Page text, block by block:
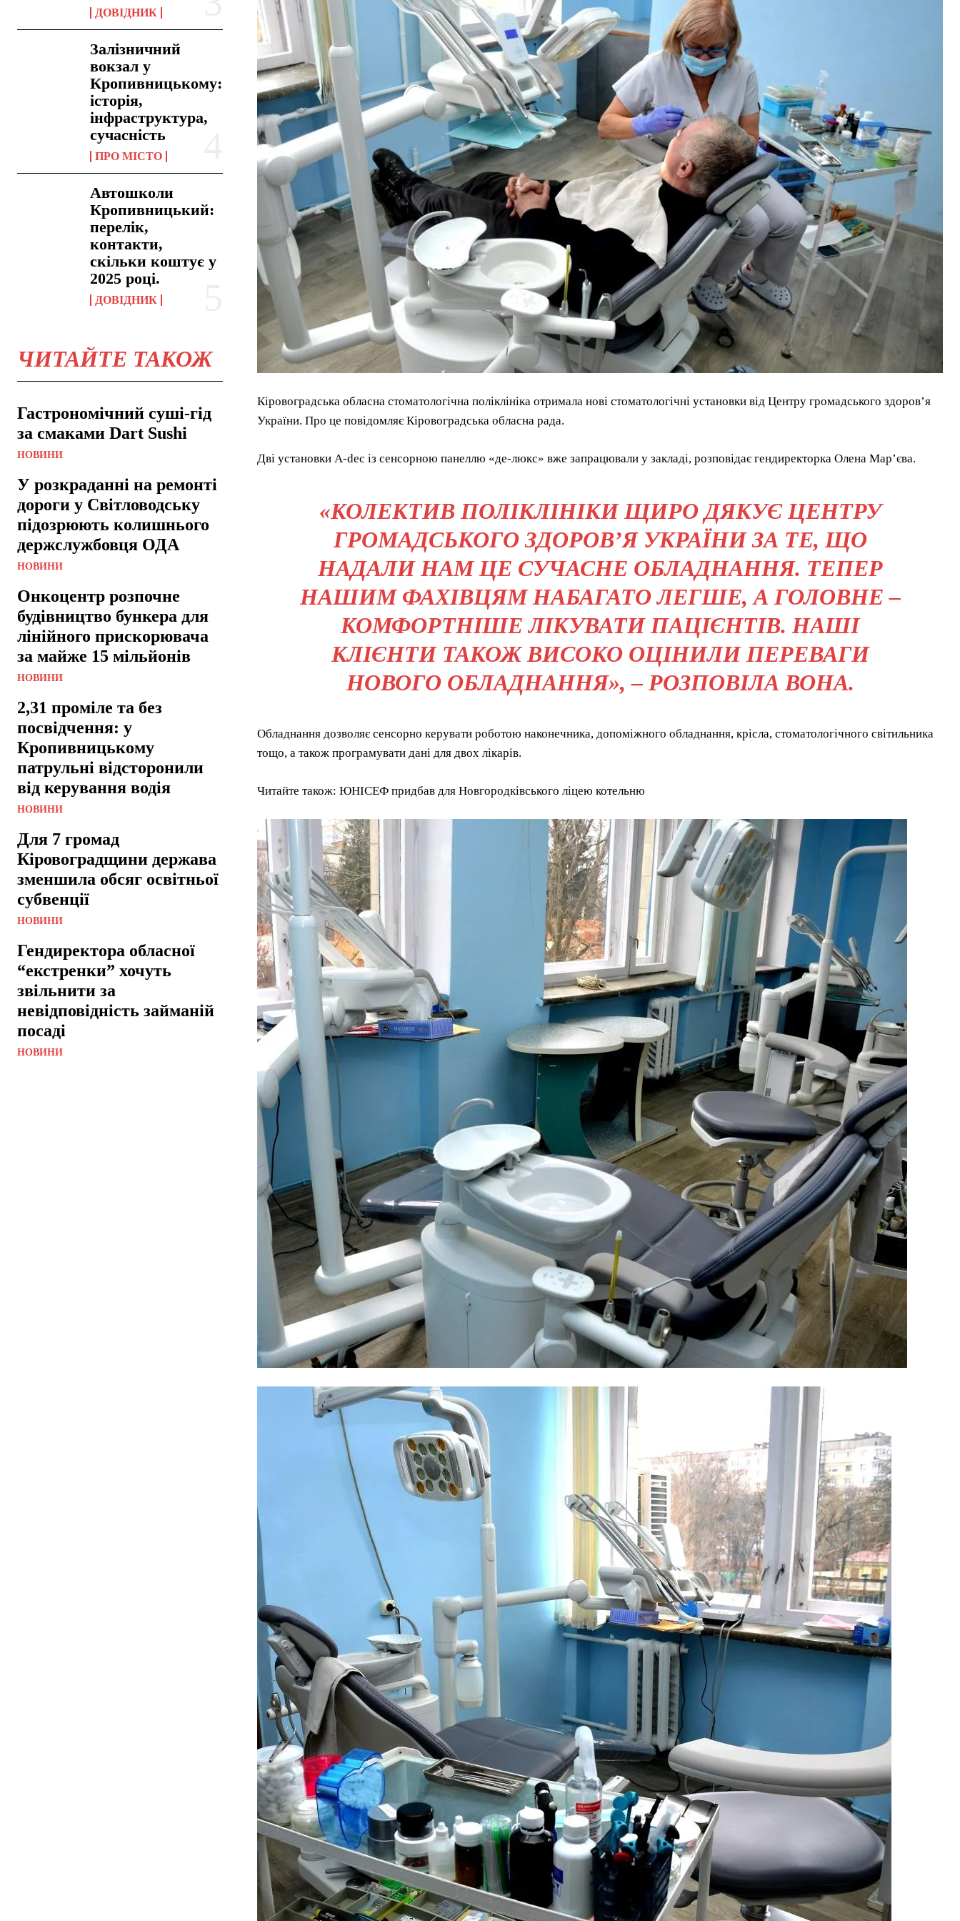
ДОВІДНИК
Залізничний
вокзал у
Кропивницькому:
історія,
інфраструктура,
сучасність
ПРО МІСТО
Автошколи
Кропивницький:
перелік,
контакти,
скільки коштує у
2025 році.
ДОВІДНИК
ЧИТАЙТЕ ТАКОЖ
Гастрономічний суші-гід
за смаками Dart Sushi
НОВИНИ
У розкраданні на ремонті
дороги у Світловодську
підозрюють колишнього
держслужбовця ОДА
НОВИНИ
Онкоцентр розпочне
будівництво бункера для
лінійного прискорювача
за майже 15 мільйонів
НОВИНИ
2,31 проміле та без
посвідчення: у
Кропивницькому
патрульні відсторонили
від керування водія
НОВИНИ
Для 7 громад
Кіровоградщини держава
зменшила обсяг освітньої
субвенції
НОВИНИ
Гендиректора обласної
“екстренки” хочуть
звільнити за
невідповідність займаній
посаді
НОВИНИ
Кіровоградська обласна стоматологічна поліклініка отримала нові стоматологічні установки від Центру громадського здоров’я
України. Про це повідомляє Кіровоградська обласна рада.
Дві установки A-dec із сенсорною панеллю «де-люкс» вже запрацювали у закладі, розповідає гендиректорка Олена Мар’єва.
«КОЛЕКТИВ ПОЛІКЛІНІКИ ЩИРО ДЯКУЄ ЦЕНТРУ
ГРОМАДСЬКОГО ЗДОРОВ’Я УКРАЇНИ ЗА ТЕ, ЩО
НАДАЛИ НАМ ЦЕ СУЧАСНЕ ОБЛАДНАННЯ. ТЕПЕР
НАШИМ ФАХІВЦЯМ НАБАГАТО ЛЕГШЕ, А ГОЛОВНЕ –
КОМФОРТНІШЕ ЛІКУВАТИ ПАЦІЄНТІВ. НАШІ
КЛІЄНТИ ТАКОЖ ВИСОКО ОЦІНИЛИ ПЕРЕВАГИ
НОВОГО ОБЛАДНАННЯ», – РОЗПОВІЛА ВОНА.
Обладнання дозволяє сенсорно керувати роботою наконечника, допоміжного обладнання, крісла, стоматологічного світильника
тощо, а також програмувати дані для двох лікарів.
Читайте також: ЮНІСЕФ придбав для Новгородківського ліцею котельню